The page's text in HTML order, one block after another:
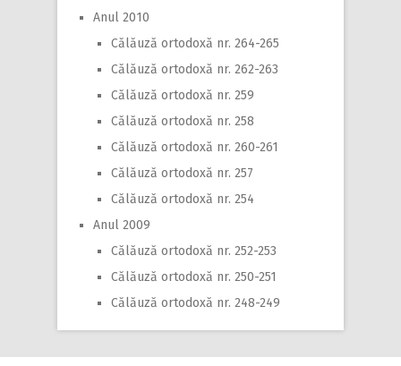
Anul 2010
Călăuză ortodoxă nr. 264-265
Călăuză ortodoxă nr. 262-263
Călăuză ortodoxă nr. 259
Călăuză ortodoxă nr. 258
Călăuză ortodoxă nr. 260-261
Călăuză ortodoxă nr. 257
Călăuză ortodoxă nr. 254
Anul 2009
Călăuză ortodoxă nr. 252-253
Călăuză ortodoxă nr. 250-251
Călăuză ortodoxă nr. 248-249